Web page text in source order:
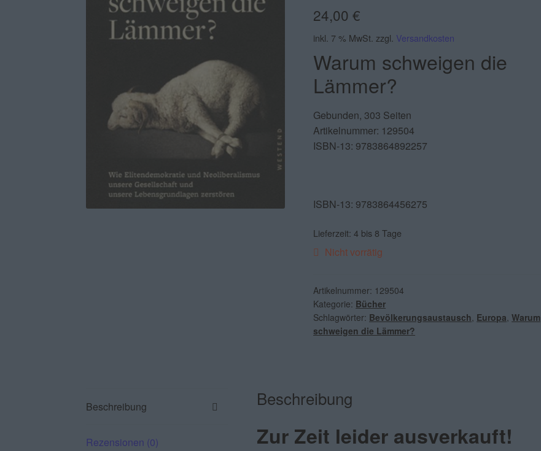
24,00€
inkl. 7 % MwSt. zzgl. Versandkosten
Warum schweigen die
Lämmer?
Gebunden, 303 Seiten
Artikelnummer: 129504
ISBN-13: 9783864892257
ISBN-13: 9783864456275
Lieferzeit:4 bis 8 Tage
Nicht vorrätig
Artikelnummer: 129504
Kategorie: Bücher
Schlagwörter: Bevölkerungsaustausch Europa ,Warum
schweigen die Lämmer?
Beschreibung
Rezensionen (0)
Beschreibung
Zur Zeit leider ausverkauft!